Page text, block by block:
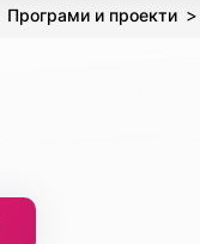
Програми и проекти